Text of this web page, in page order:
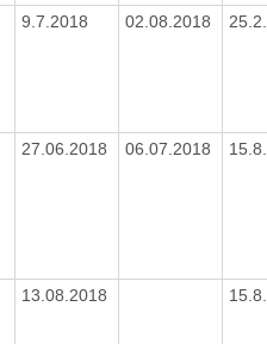
9.7.2018 02.08.2018
27.06.2018 06.07.2018
13.08.2018